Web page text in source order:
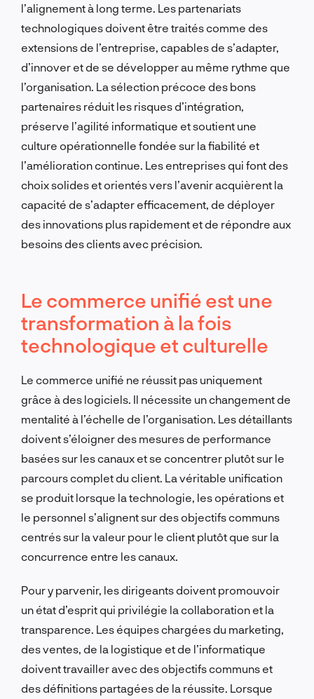
l’alignement à long terme. Les partenariats
technologiques doivent être traités comme des
extensions de l’entreprise, capables de s’adapter,
d’innover et de se développer au même rythme que
l’organisation. La sélection précoce des bons
partenaires réduit les risques d’intégration,
préserve l’agilité informatique et soutient une
culture opérationnelle fondée sur la fiabilité et
l’amélioration continue. Les entreprises qui font des
choix solides et orientés vers l’avenir acquièrent la
capacité de s’adapter efficacement, de déployer
des innovations plus rapidement et de répondre aux
besoins des clients avec précision.
Le commerce unifié est une
transformation à la fois
technologique et culturelle
Le commerce unifié ne réussit pas uniquement
grâce à des logiciels. Il nécessite un changement de
mentalité à l’échelle de l’organisation. Les détaillants
doivent s’éloigner des mesures de performance
basées sur les canaux et se concentrer plutôt sur le
parcours complet du client. La véritable unification
se produit lorsque la technologie, les opérations et
le personnel s’alignent sur des objectifs communs
centrés sur la valeur pour le client plutôt que sur la
concurrence entre les canaux.
Pour y parvenir, les dirigeants doivent promouvoir
un état d’esprit qui privilégie la collaboration et la
transparence. Les équipes chargées du marketing,
des ventes, de la logistique et de l’informatique
doivent travailler avec des objectifs communs et
des définitions partagées de la réussite. Lorsque